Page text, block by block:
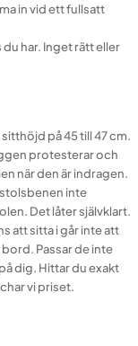
in vid ett fullsatt
har. Inget rätt eller
på 45 till 47 cm.
protesterar och
när den är indragen.
inte
Det låter självklart.
att sitta i går inte att
Passar de inte
dig. Hittar du exakt
vi priset.